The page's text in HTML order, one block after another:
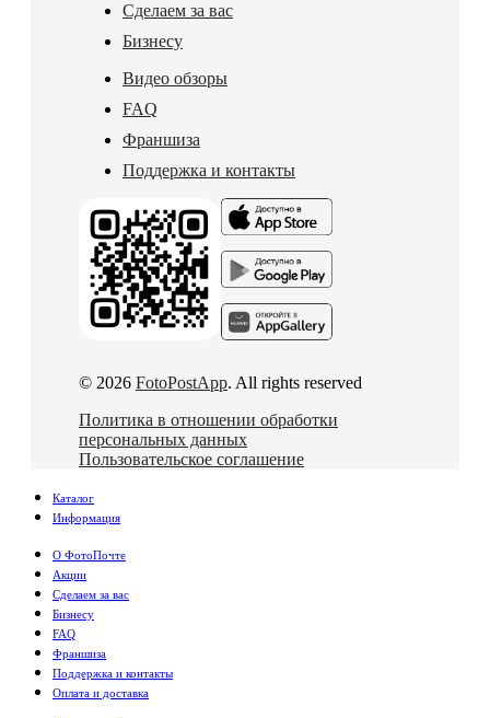
Сделаем за вас
Бизнесу
Видео обзоры
FAQ
Франшиза
Поддержка и контакты
© 2026 FotoPostApp. All rights reserved
Политика в отношении обработки
персональных данных
Пользовательское соглашение
Каталог
Информация
О ФотоПочте
Акции
Сделаем за вас
Бизнесу
FAQ
Франшиза
Поддержка и контакты
Оплата и доставка